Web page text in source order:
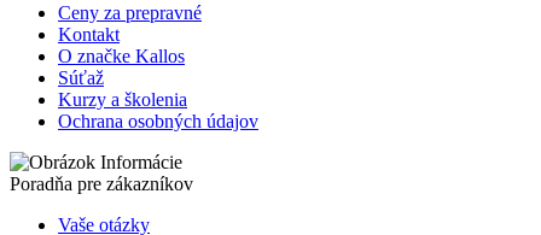
Ceny za prepravné
Kontakt
O značke Kallos
Súťaž
Kurzy a školenia
Ochrana osobných údajov
Poradňa pre zákazníkov
Vaše otázky